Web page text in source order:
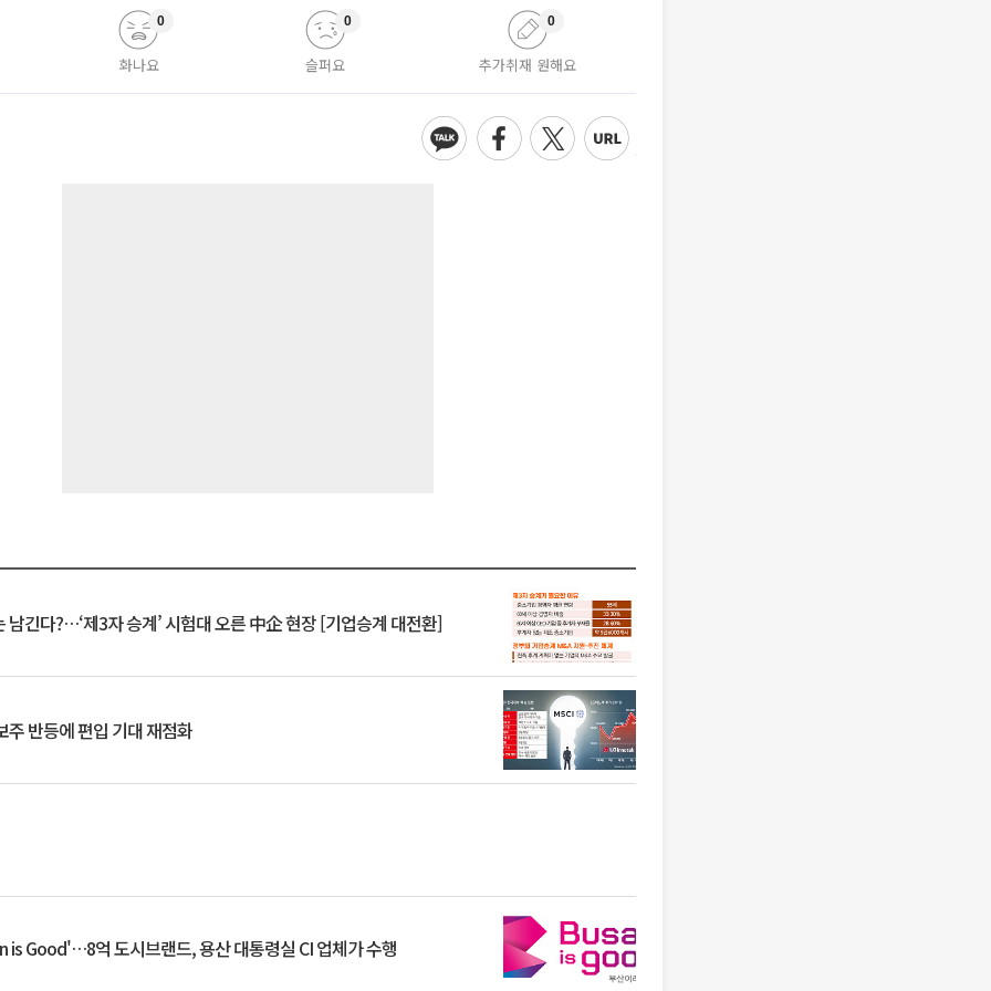
화나요
0
슬퍼요
0
추가취재 원해요
0
남긴다?…‘제3자 승계’ 시험대 오른 中企 현장 [기업승계 대전환]
반등에 편입 기대 재점화
is Good'…8억 도시브랜드, 용산 대통령실 CI 업체가 수행